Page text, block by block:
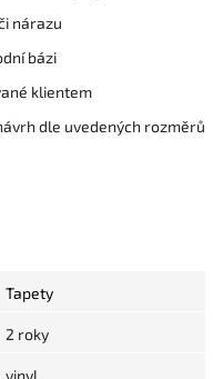
nárazu
bázi
klientem
dle uvedených rozměrů
Tapety
2 roky
vinyl